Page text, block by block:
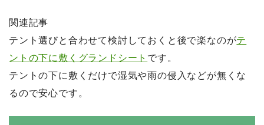
関連記事
テント選びと合わせて検討しておくと後で楽なのがテ
ントの下に敷くグランドシート です。
テントの下に敷くだけで湿気や雨の侵入などが無くな
るので安心です。